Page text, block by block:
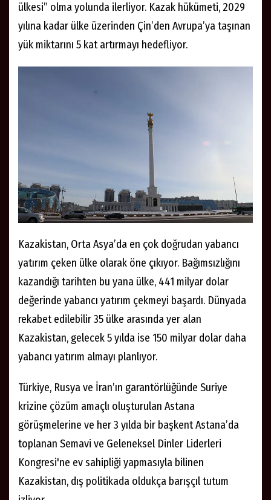
ülkesi” olma yolunda ilerliyor. Kazak hükümeti, 2029
yılına kadar ülke üzerinden Çin’den Avrupa’ya taşınan
yük miktarını 5 kat artırmayı hedefliyor.
Kazakistan, Orta Asya’da en çok doğrudan yabancı
yatırım çeken ülke olarak öne çıkıyor. Bağımsızlığını
kazandığı tarihten bu yana ülke, 441 milyar dolar
değerinde yabancı yatırım çekmeyi başardı. Dünyada
rekabet edilebilir 35 ülke arasında yer alan
Kazakistan, gelecek 5 yılda ise 150 milyar dolar daha
yabancı yatırım almayı planlıyor.
Türkiye, Rusya ve İran’ın garantörlüğünde Suriye
krizine çözüm amaçlı oluşturulan Astana
görüşmelerine ve her 3 yılda bir başkent Astana’da
toplanan Semavi ve Geleneksel Dinler Liderleri
Kongresi'ne ev sahipliği yapmasıyla bilinen
Kazakistan, dış politikada oldukça barışçıl tutum